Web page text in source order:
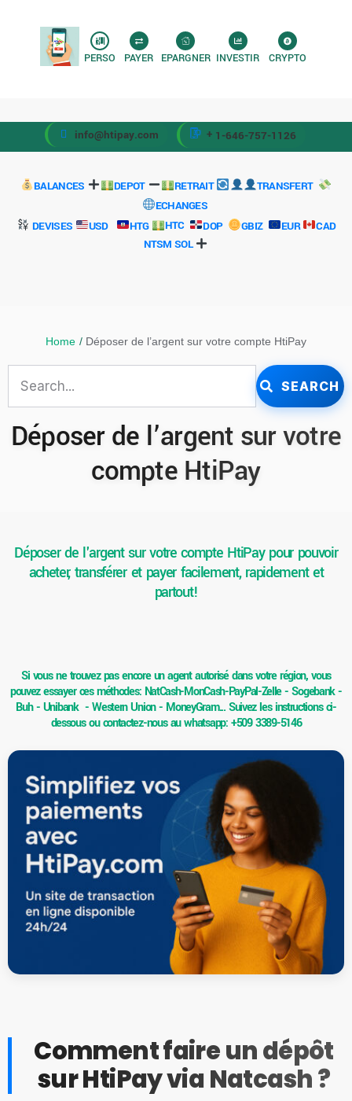
PERSO PAYER EPARGNER INVESTIR CRYPTO
info@htipay.com + 1-646-757-1126
BALANCES DEPOT RETRAIT
TRANSFERT
ECHANGES
DEVISES
USD HTG HTC DOP GBIZ EUR
CAD
NTSM SOL
Home / Déposer de l’argent sur votre compte HtiPay
SEARCH
Déposer de l’argent sur votre
compte HtiPay
Déposer de l'argent sur votre compte HtiPay pour pouvoir
acheter, transférer et payer facilement, rapidement et
partout!
Si vous ne trouvez pas encore un agent autorisé dans votre région, vous
pouvez essayer ces méthodes: NatCash-MonCash-PayPal-Zelle - Sogebank -
Buh - Unibank - Western Union - MoneyGram... Suivez les instructions ci-
dessous ou contactez-nous au whatsapp: +509 3389-5146
Comment faire un dépôt
sur HtiPay via Natcash ?